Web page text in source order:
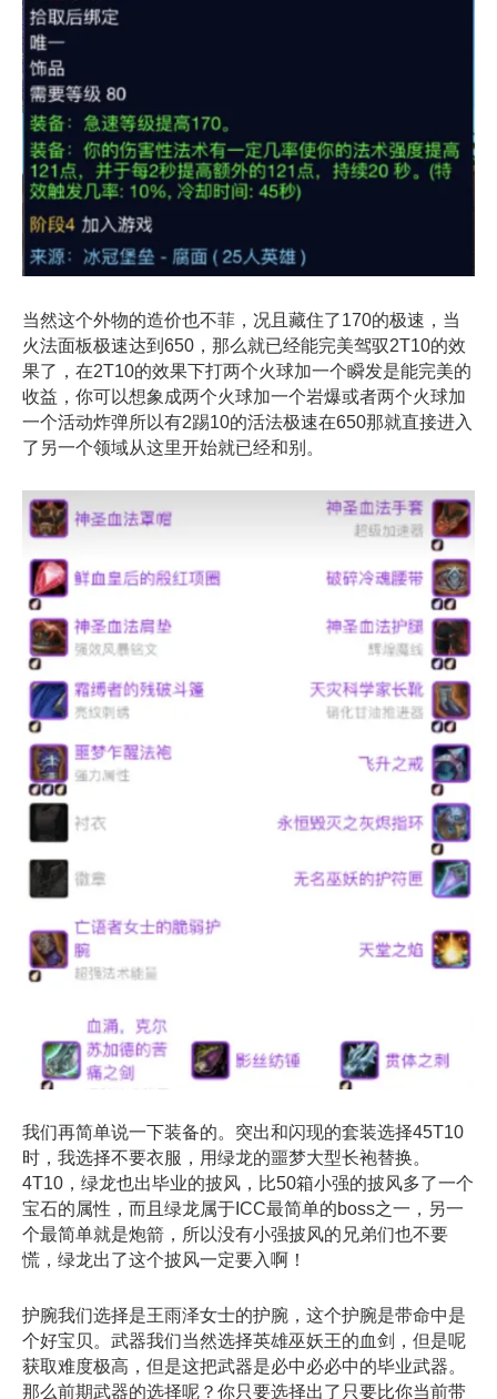
当然这个外物的造价也不菲，况且藏住了170的极速，当
火法面板极速达到650，那么就已经能完美驾驭2T10的效
果了，在2T10的效果下打两个火球加一个瞬发是能完美的
收益，你可以想象成两个火球加一个岩爆或者两个火球加
一个活动炸弹所以有2踢10的活法极速在650那就直接进入
了另一个领域从这里开始就已经和别。
我们再简单说一下装备的。突出和闪现的套装选择45T10
时，我选择不要衣服，用绿龙的噩梦大型长袍替换。
4T10，绿龙也出毕业的披风，比50箱小强的披风多了一个
宝石的属性，而且绿龙属于ICC最简单的boss之一，另一
个最简单就是炮箭，所以没有小强披风的兄弟们也不要
慌，绿龙出了这个披风一定要入啊！
护腕我们选择是王雨泽女士的护腕，这个护腕是带命中是
个好宝贝。武器我们当然选择英雄巫妖王的血剑，但是呢
获取难度极高，但是这把武器是必中必必中的毕业武器。
那么前期武器的选择呢？你只要选择出了只要比你当前带